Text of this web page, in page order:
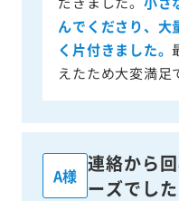
んでくださり、大
く片付きました。
えたため大変満足
A様
連絡から
ーズでした